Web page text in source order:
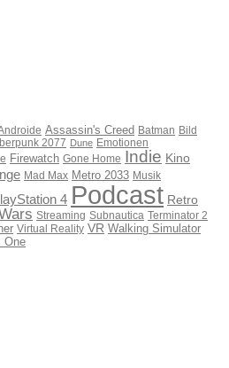
Assassin's Creed Batman Bild
2077 Dune Emotionen
Firewatch Gone Home Indie Kino
Mad Max Metro 2033 Musik
4 Podcast Retro
Streaming Subnautica Terminator 2
Virtual Reality VR Walking Simulator
One